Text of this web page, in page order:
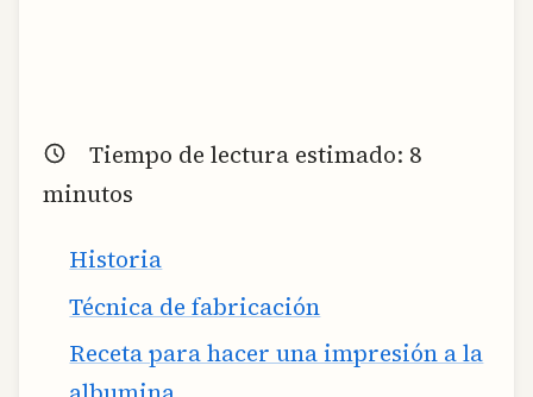
Tiempo de lectura estimado: 8
minutos
Historia
Técnica de fabricación
Receta para hacer una impresión a la